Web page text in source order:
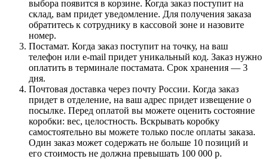
выбора появится в корзине. Когда заказ поступит на
склад, вам придет уведомление. Для получения заказа
обратитесь к сотруднику в кассовой зоне и назовите
номер.
Постамат. Когда заказ поступит на точку, на ваш
телефон или e-mail придет уникальный код. Заказ нужно
оплатить в терминале постамата. Срок хранения — 3
дня.
Почтовая доставка через почту России. Когда заказ
придет в отделение, на ваш адрес придет извещение о
посылке. Перед оплатой вы можете оценить состояние
коробки: вес, целостность. Вскрывать коробку
самостоятельно вы можете только после оплаты заказа.
Один заказ может содержать не больше 10 позиций и
его стоимость не должна превышать 100 000 р.